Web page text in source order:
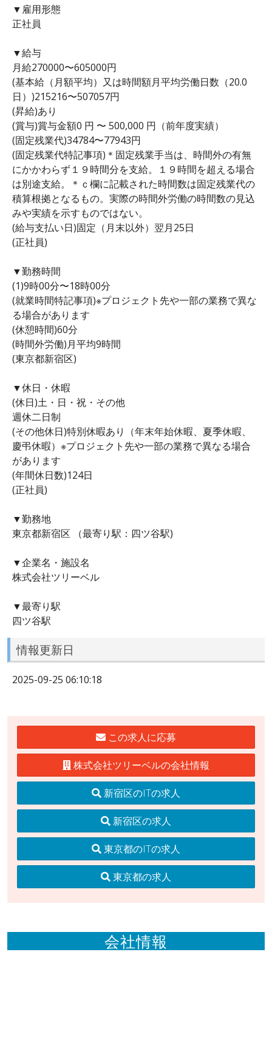
▼雇用形態
正社員
▼給与
月給270000〜605000円
(基本給（月額平均）又は時間額月平均労働日数（20.0
日）)215216〜507057円
(昇給)あり
(賞与)賞与金額0 円 〜 500,000 円（前年度実績）
(固定残業代)34784〜77943円
(固定残業代特記事項)＊固定残業手当は、時間外の有無
にかかわらず１９時間分を支給。１９時間を超える場合
は別途支給。＊ｃ欄に記載された時間数は固定残業代の
積算根拠となるもの。実際の時間外労働の時間数の見込
みや実績を示すものではない。
(給与支払い日)固定（月末以外）翌月25日
(正社員)
▼勤務時間
(1)9時00分〜18時00分
(就業時間特記事項)※プロジェクト先や一部の業務で異な
る場合があります
(休憩時間)60分
(時間外労働)月平均9時間
(東京都新宿区)
▼休日・休暇
(休日)土・日・祝・その他
週休二日制
(その他休日)特別休暇あり（年末年始休暇、夏季休暇、
慶弔休暇）※プロジェクト先や一部の業務で異なる場合
があります
(年間休日数)124日
(正社員)
▼勤務地
東京都新宿区 （最寄り駅：四ツ谷駅)
▼企業名・施設名
株式会社ツリーベル
▼最寄り駅
四ツ谷駅
情報更新日
2025-09-25 06:10:18
この求人に応募
株式会社ツリーベルの会社情報
新宿区のITの求人
新宿区の求人
東京都のITの求人
東京都の求人
会社情報